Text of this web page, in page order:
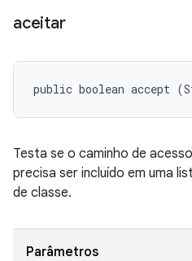
aceitar
public boolean accept
Testa se o caminho de
precisa ser incluído em uma
de classe.
Parâmetros